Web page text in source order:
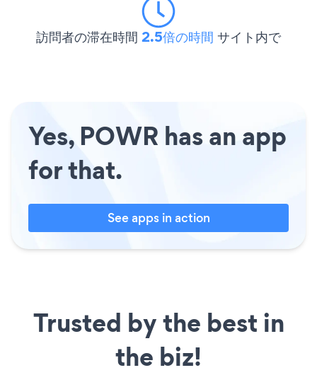
訪問者の滞在時間 2.5倍の時間 サイト内で
Yes, POWR has an app
for that.
See apps in action
Trusted by the best in
the biz!